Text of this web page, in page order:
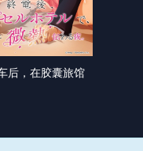
后，在胶囊旅馆